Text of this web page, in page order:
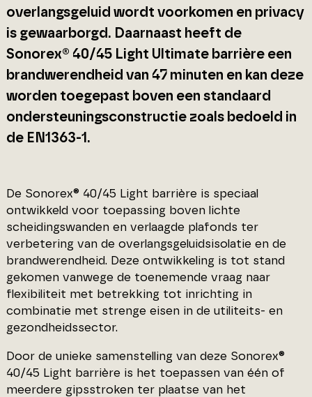
overlangsgeluid wordt voorkomen en privacy
is gewaarborgd. Daarnaast heeft de
Sonorex® 40/45 Light Ultimate barrière een
brandwerendheid van 47 minuten en kan deze
worden toegepast boven een standaard
ondersteuningsconstructie zoals bedoeld in
de EN1363-1.
De Sonorex® 40/45 Light barrière is speciaal
ontwikkeld voor toepassing boven lichte
scheidingswanden en verlaagde plafonds ter
verbetering van de overlangsgeluidsisolatie en de
brandwerendheid. Deze ontwikkeling is tot stand
gekomen vanwege de toenemende vraag naar
flexibiliteit met betrekking tot inrichting in
combinatie met strenge eisen in de utiliteits- en
gezondheidssector.
Door de unieke samenstelling van deze Sonorex®
40/45 Light barrière is het toepassen van één of
meerdere gipsstroken ter plaatse van het